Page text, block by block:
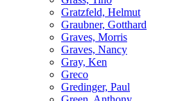
Gratzfeld, Helmut
Graubner, Gotthard
Graves, Morris
Graves, Nancy
Gray, Ken
Greco
Gredinger, Paul